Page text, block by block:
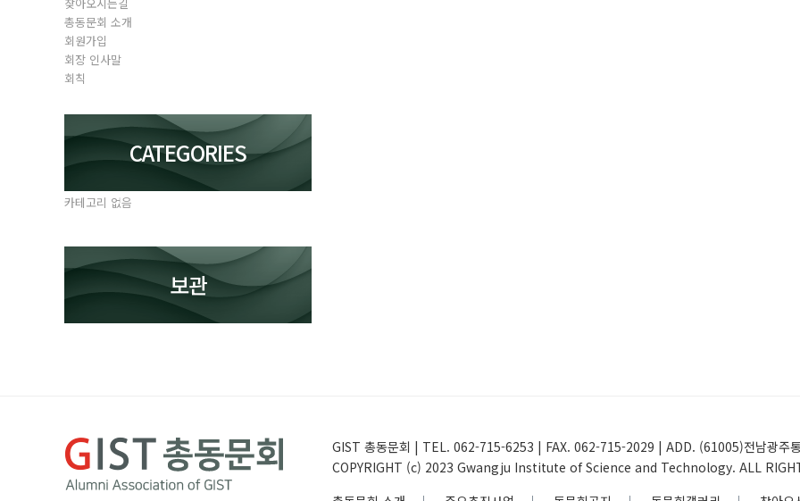
총동문회 소개
회원가입
회장 인사말
회칙
CATEGORIES
카테고리 없음
보관
GIST 총동문회 | TEL. 062-715-6253 | FAX. 062-715-2029 | ADD. (61005)전남광주
COPYRIGHT (c) 2023 Gwangju Institute of Science and Technology. ALL